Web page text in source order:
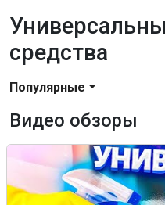
средства
Популярные
Видео обзоры